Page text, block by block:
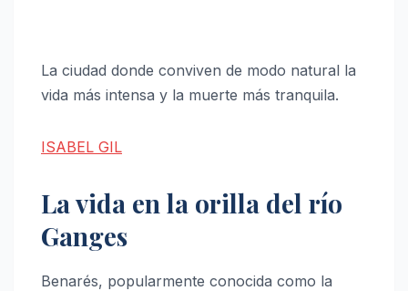
La ciudad donde conviven de modo natural la
vida más intensa y la muerte más tranquila.
ISABEL GIL
La vida en la orilla del río
Ganges
Benarés, popularmente conocida como la